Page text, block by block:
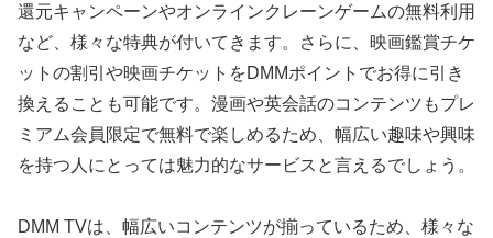
還元キャンペーンやオンラインクレーンゲームの無料利用
など、様々な特典が付いてきます。さらに、映画鑑賞チケ
ットの割引や映画チケットをDMMポイントでお得に引き
換えることも可能です。漫画や英会話のコンテンツもプレ
ミアム会員限定で無料で楽しめるため、幅広い趣味や興味
を持つ人にとっては魅力的なサービスと言えるでしょう。
DMM TVは、幅広いコンテンツが揃っているため、様々な